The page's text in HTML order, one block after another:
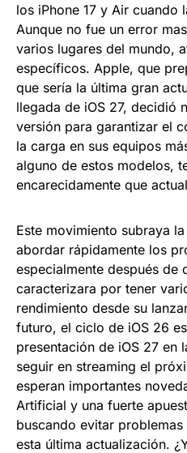
los iPhone 17 y Air cuando
Aunque no fue un error
varios lugares del mundo,
específicos. Apple, que
que sería la última gran
llegada de iOS 27, decidió
versión para garantizar el
la carga en sus equipos
alguno de estos modelos,
encarecidamente que
Este movimiento subraya
abordar rápidamente los
especialmente después de
caracterizara por tener
rendimiento desde su
futuro, el ciclo de iOS 26
presentación de iOS 27 en
seguir en streaming el
esperan importantes
Artificial y una fuerte
buscando evitar
esta última actualización.